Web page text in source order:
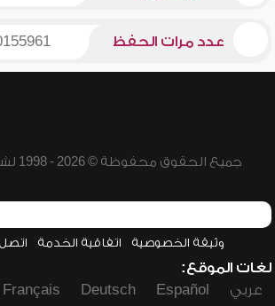
عدد مرات الحفظ
جميع الحقوق محفوظة © 2026 - 1998 لشبكة إسلام ويب
وثيقة الخصوصية اتفاقية الخدمة اتصل
لغات الموقع:
عربي
Español
Deutsch
Français